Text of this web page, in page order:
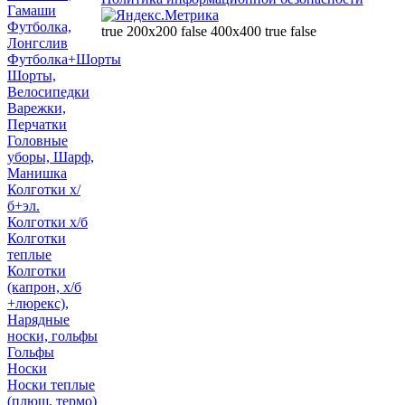
Гамаши
Футболка,
Лонгслив
Футболка+Шорты
Шорты,
Велосипедки
Варежки,
Перчатки
Головные
уборы, Шарф,
Манишка
Колготки х/
б+эл.
Колготки х/б
Колготки
теплые
Колготки
(капрон, х/б
+люрекс),
Нарядные
носки, гольфы
Гольфы
Носки
Носки теплые
(плюш, термо)
true 200x200 false 400x400 true false